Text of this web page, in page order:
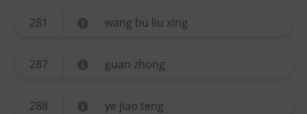
281 wang bu liu xing
287 guan zhong
288 ye jiao teng